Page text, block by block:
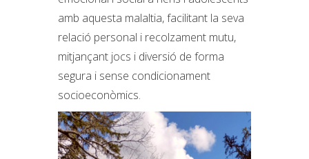
amb aquesta malaltia, facilitant la seva
relació personal i recolzament mutu,
mitjançant jocs i diversió de forma
segura i sense condicionament
socioeconòmics.